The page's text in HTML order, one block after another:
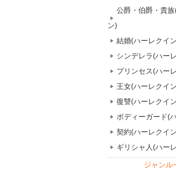
公爵・伯爵・貴
ン)
結婚(ハーレクイ
シンデレラ(ハー
プリンセス(ハー
王女(ハーレクイ
復讐(ハーレクイ
ボディーガード(
契約(ハーレクイ
ギリシャ人(ハー
ジャンル